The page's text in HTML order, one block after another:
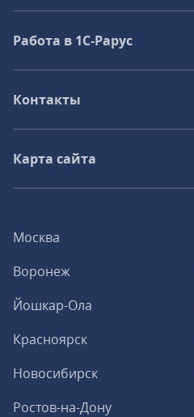
Москва
Воронеж
Йошкар-Ола
Красноярск
Новосибирск
Ростов-на-Дону
Работа в 1С‑Рарус
Контакты
Карта сайта